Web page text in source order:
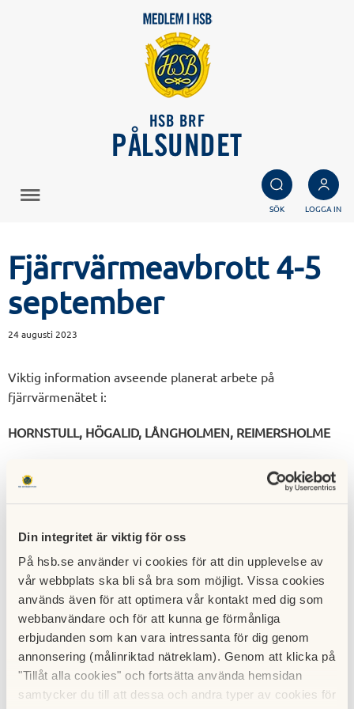
Din integritet är viktig för oss
På hsb.se använder vi cookies för att din upplevelse av
vår webbplats ska bli så bra som möjligt. Vissa cookies
används även för att optimera vår kontakt med dig som
webbanvändare och för att kunna ge förmånliga
erbjudanden som kan vara intressanta för dig genom
annonsering (målinriktad nätreklam). Genom att klicka på
"Tillåt alla cookies" och fortsätta använda hemsidan
samtycker du till att dessa och andra typer av cookies för
HSB BRF
PÅLSUNDET
SÖK LOGGA IN
Fjärrvärmeavbrott 4-5
september
24 augusti 2023
Viktig information avseende planerat arbete på
fjärrvärmenätet i:
HORNSTULL, HÖGALID, LÅNGHOLMEN, REIMERSHOLME
Värme och varmvatten kommer att vara avstängt under
perioden:
till 2023-09-05 05:00.
Under avstängningen finns kallvatten tillgängligt som
vanligt. Efter avstängningen kan fastighetens varmvatten
behöva cirkuleras i upp till 10 minuter innan det blir varmt i
kranen.